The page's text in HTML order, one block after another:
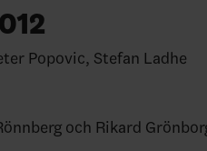
Popovic, Stefan Ladhe
och Rikard